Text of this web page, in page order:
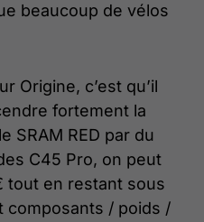
beaucoup de vélos
Origine, c’est qu’il
fortement la
SRAM RED par du
C45 Pro, on peut
tout en restant sous
composants / poids /